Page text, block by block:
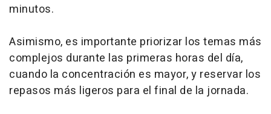
minutos.
Asimismo, es importante priorizar los temas más
complejos durante las primeras horas del día,
cuando la concentración es mayor, y reservar los
repasos más ligeros para el final de la jornada.